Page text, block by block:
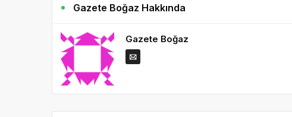
Gazete Boğaz Hakkında
Gazete Boğaz